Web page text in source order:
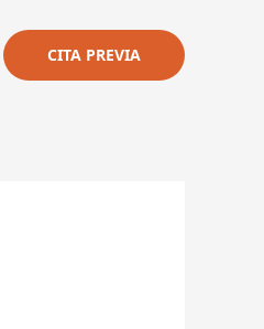
CITA PREVIA